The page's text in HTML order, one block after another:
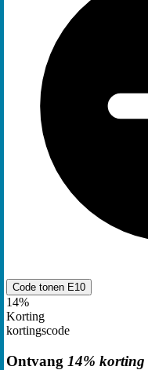
Code tonen E10
14%
Korting
kortingscode
Ontvang 14% korting